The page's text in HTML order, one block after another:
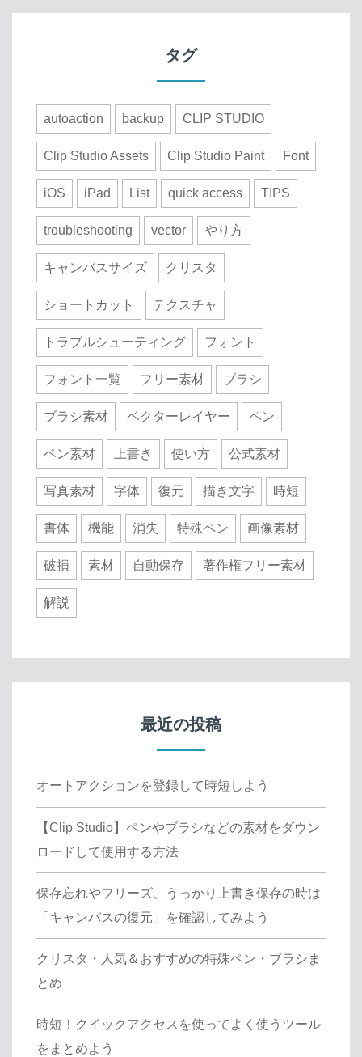
タグ
autoaction backup CLIP STUDIO
Clip Studio Assets Clip Studio Paint Font
iOS iPad List quick access TIPS
troubleshooting vector やり方
キャンバスサイズ クリスタ
ショートカット テクスチャ
トラブルシューティング フォント
フォント一覧 フリー素材 ブラシ
ブラシ素材 ベクターレイヤー ペン
ペン素材 上書き 使い方 公式素材
写真素材 字体 復元 描き文字 時短
書体 機能 消失 特殊ペン 画像素材
破損 素材 自動保存 著作権フリー素材
解説
最近の投稿
オートアクションを登録して時短しよう
【Clip Studio】ペンやブラシなどの素材をダウン
ロードして使用する方法
保存忘れやフリーズ、うっかり上書き保存の時は
「キャンバスの復元」を確認してみよう
クリスタ・人気＆おすすめの特殊ペン・ブラシま
とめ
時短！クイックアクセスを使ってよく使うツール
をまとめよう